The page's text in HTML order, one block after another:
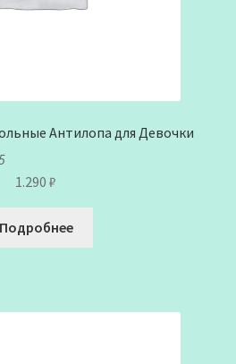
Антилопа для Девочки
1.290 ₽
Подробнее